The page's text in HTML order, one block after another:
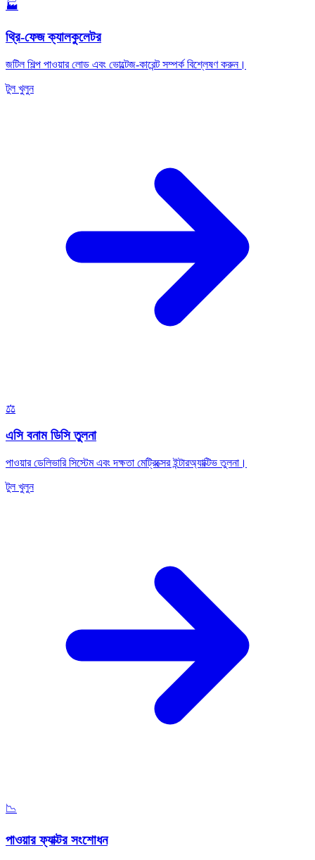
🏭
থ্রি-ফেজ ক্যালকুলেটর
জটিল শিল্প পাওয়ার লোড এবং ভোল্টেজ-কারেন্ট সম্পর্ক বিশ্লেষণ করুন।
টুল খুলুন
⚖️
এসি বনাম ডিসি তুলনা
পাওয়ার ডেলিভারি সিস্টেম এবং দক্ষতা মেট্রিক্সের ইন্টারঅ্যাক্টিভ তুলনা।
টুল খুলুন
📉
পাওয়ার ফ্যাক্টর সংশোধন